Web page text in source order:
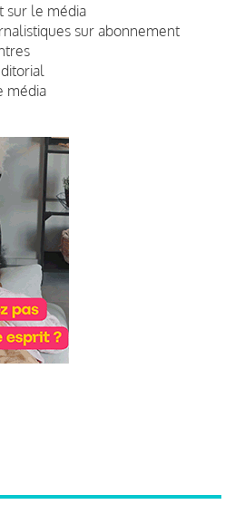
sur le média
sur abonnement
média